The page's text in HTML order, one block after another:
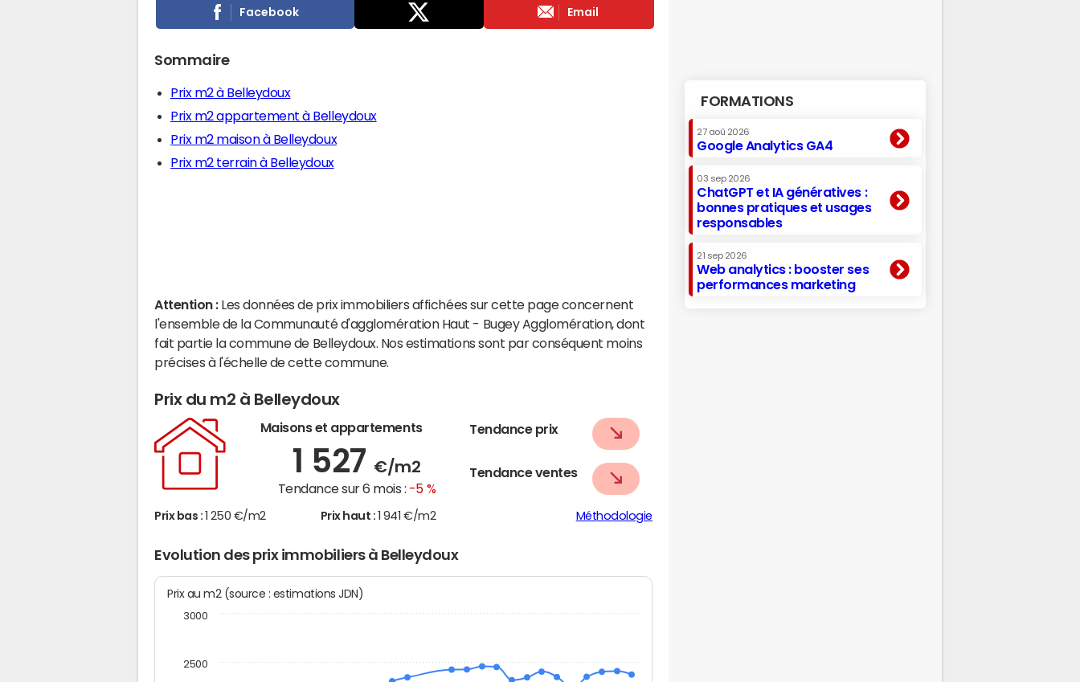
Facebook Email
Sommaire
Prix m2 à Belleydoux
Prix m2 appartement à Belleydoux
Prix m2 maison à Belleydoux
Prix m2 terrain à Belleydoux
Attention : Les données de prix immobiliers affichées sur cette page concernent
l'ensemble de la Communauté d'agglomération Haut - Bugey Agglomération, dont
fait partie la commune de Belleydoux. Nos estimations sont par conséquent moins
précises à l'échelle de cette commune.
Prix du m2 à Belleydoux
Maisons et appartements
1 527 €/m2
Tendance sur 6 mois : -5 %
Tendance prix
Tendance ventes
Prix bas : 1 250 €/m2 Prix haut : 1 941 €/m2 Méthodologie
Evolution des prix immobiliers à Belleydoux
Prix au m2 (source : estimations JDN)
2500
3000
FORMATIONS
27 aoû 2026
Google Analytics GA4
03 sep 2026
ChatGPT et IA génératives :
bonnes pratiques et usages
responsables
21 sep 2026
Web analytics : booster ses
performances marketing